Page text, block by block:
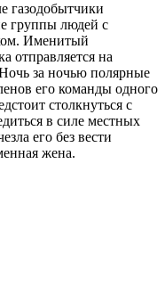
газодобытчики
группы людей с
Именитый
отправляется на
за ночью полярные
его команды одного
столкнуться с
в силе местных
его без вести
жена.